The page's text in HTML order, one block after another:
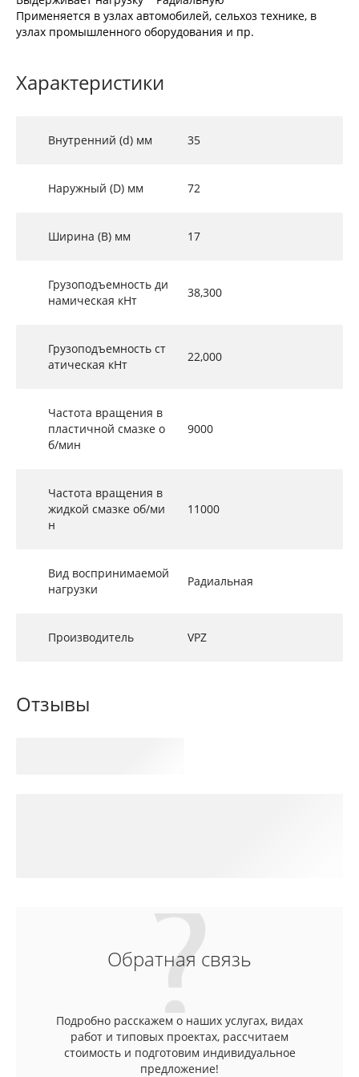
Применяется в узлах автомобилей, сельхоз технике, в
узлах промышленного оборудования и пр.
Характеристики
Внутренний (d) мм 35
Наружный (D) мм 72
Ширина (B) мм 17
Грузоподъемность ди
намическая кНт
38,300
Грузоподъемность ст
атическая кНт
22,000
Частота вращения в
пластичной смазке о
б/мин
9000
Частота вращения в
жидкой смазке об/ми
н
11000
Вид воспринимаемой
нагрузки
Радиальная
Производитель VPZ
Отзывы
Обратная связь
Подробно расскажем о наших услугах, видах
работ и типовых проектах, рассчитаем
стоимость и подготовим индивидуальное
предложение!